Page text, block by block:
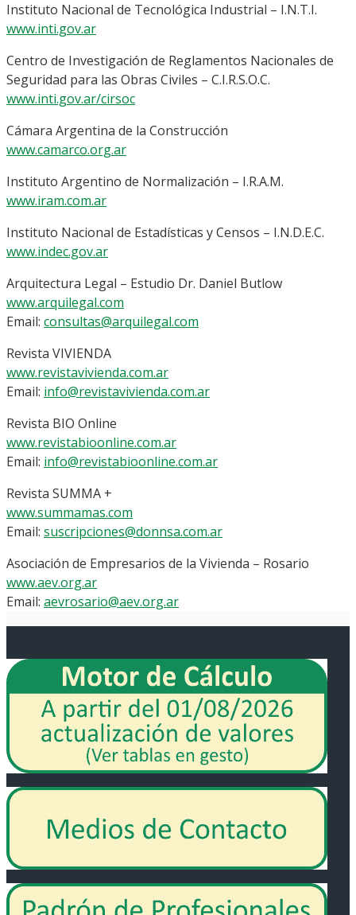
Instituto Nacional de Tecnológica Industrial – I.N.T.I.
www.inti.gov.ar
Centro de Investigación de Reglamentos Nacionales de
Seguridad para las Obras Civiles – C.I.R.S.O.C.
www.inti.gov.ar/cirsoc
Cámara Argentina de la Construcción
www.camarco.org.ar
Instituto Argentino de Normalización – I.R.A.M.
www.iram.com.ar
Instituto Nacional de Estadísticas y Censos – I.N.D.E.C.
www.indec.gov.ar
Arquitectura Legal – Estudio Dr. Daniel Butlow
www.arquilegal.com
Email: consultas@arquilegal.com
Revista VIVIENDA
www.revistavivienda.com.ar
Email: info@revistavivienda.com.ar
Revista BIO Online
www.revistabioonline.com.ar
Email: info@revistabioonline.com.ar
Revista SUMMA +
www.summamas.com
Email: suscripciones@donnsa.com.ar
Asociación de Empresarios de la Vivienda – Rosario
www.aev.org.ar
Email: aevrosario@aev.org.ar